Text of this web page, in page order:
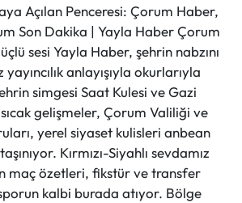
Açılan Penceresi: Çorum Haber,
Son Dakika | Yayla Haber Çorum
sesi Yayla Haber, şehrin nabzını
anlayışıyla okurlarıyla
simgesi Saat Kulesi ve Gazi
gelişmeler, Çorum Valiliği ve
yerel siyaset kulisleri anbean
Kırmızı-Siyahlı sevdamız
maç özetleri, fikstür ve transfer
kalbi burada atıyor. Bölge